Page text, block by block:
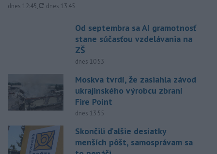
dnes 12:45, aktualizované
dnes 13:45
Od septembra sa AI gramotnosť
stane súčasťou vzdelávania na
ZŠ
dnes 10:53
Moskva tvrdí, že zasiahla závod
ukrajinského výrobcu zbraní
Fire Point
dnes 13:55
Skončili ďalšie desiatky
menších pôšt, samosprávam sa